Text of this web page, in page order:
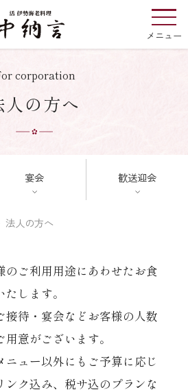
メニュー
納言の お食い初め
中文 한국어
corporation
人の方へ
宴会 歓送迎会
法人の方へ
のご利用用途にあわせたお食
します。
接待・宴会などお客様の人数
意がございます。
ニュー以外にもご予算に応じ
ンク込み、税サ込のプランな